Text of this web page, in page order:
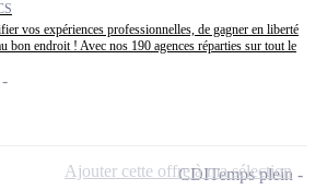
vos expériences professionnelles, de gagner en liberté
bon endroit ! Avec nos 190 agences réparties sur tout le
CDITemps plein
Ajouter cette offre à ma sélection